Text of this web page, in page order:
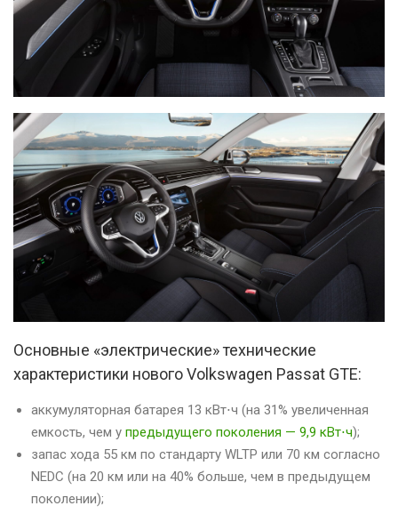
Основные «электрические» технические
характеристики нового Volkswagen Passat GTE:
аккумуляторная батарея 13 кВт⋅ч (на 31% увеличенная
емкость, чем у предыдущего поколения — 9,9 кВт⋅ч);
запас хода 55 км по стандарту WLTP или 70 км согласно
NEDC (на 20 км или на 40% больше, чем в предыдущем
поколении);